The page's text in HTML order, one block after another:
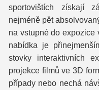
sportovištích získají
nejméně pět
na vstupné do expozice
nabídka je
stovky interaktivních
projekce filmů ve 3D
případy nebo nechá